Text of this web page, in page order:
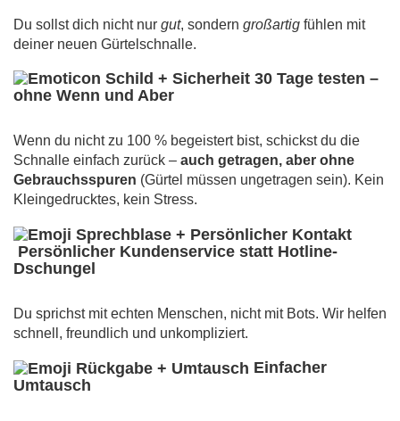
Du sollst dich nicht nur gut, sondern großartig fühlen mit
deiner neuen Gürtelschnalle.
30 Tage testen –
ohne Wenn und Aber
Wenn du nicht zu 100 % begeistert bist, schickst du die
Schnalle einfach zurück – auch getragen, aber ohne
Gebrauchsspuren (Gürtel müssen ungetragen sein). Kein
Kleingedrucktes, kein Stress.
Persönlicher Kundenservice statt Hotline-
Dschungel
Du sprichst mit echten Menschen, nicht mit Bots. Wir helfen
schnell, freundlich und unkompliziert.
Einfacher
Umtausch